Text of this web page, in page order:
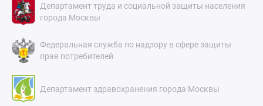
Департамент труда и социальной защиты населения
города Москвы
Федеральная служба по надзору в сфере защиты
прав потребителей
Департамент здравохранения города Москвы